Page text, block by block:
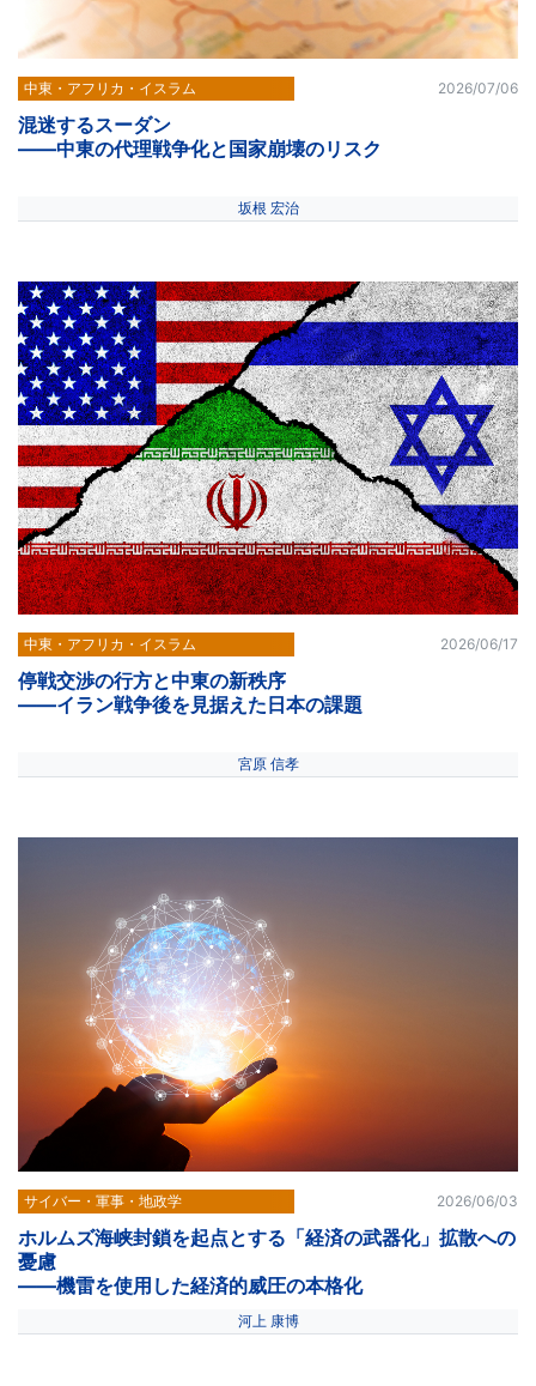
中東・アフリカ・イスラム 2026/07/06
混迷するスーダン
――中東の代理戦争化と国家崩壊のリスク
坂根 宏治
中東・アフリカ・イスラム 2026/06/17
停戦交渉の行方と中東の新秩序
――イラン戦争後を見据えた日本の課題
宮原 信孝
サイバー・軍事・地政学 2026/06/03
ホルムズ海峡封鎖を起点とする「経済の武器化」拡散への
憂慮
――機雷を使用した経済的威圧の本格化
河上 康博